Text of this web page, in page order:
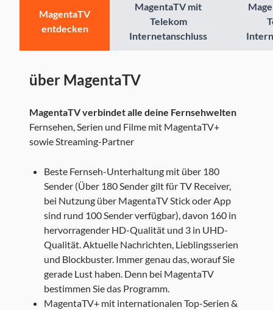
MagentaTV
entdecken
MagentaTV mit
Telekom
Internetanschluss
über MagentaTV
MagentaTV verbindet alle deine Fernsehwelten
Fernsehen, Serien und Filme mit MagentaTV+
sowie Streaming-Partner
Beste Fernseh-Unterhaltung mit über 180
Sender (Über 180 Sender gilt für TV Receiver,
bei Nutzung über MagentaTV Stick oder App
sind rund 100 Sender verfügbar), davon 160 in
hervorragender HD-Qualität und 3 in UHD-
Qualität. Aktuelle Nachrichten, Lieblingsserien
und Blockbuster. Immer genau das, worauf Sie
gerade Lust haben. Denn bei MagentaTV
bestimmen Sie das Programm.
MagentaTV+ mit internationalen Top-Serien &